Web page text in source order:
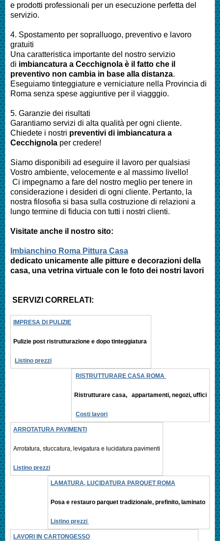
e prodotti professionali per un esecuzione perfetta del
servizio.
4. Spostamento per sopralluogo, preventivo e lavoro
gratuiti
Una caratteristica importante del nostro servizio
di imbiancatura a Cecchignola è il fatto che il
preventivo non cambia in base alla distanza.
Eseguiamo tinteggiature e verniciature nella Provincia di
Roma senza spese aggiuntive per il viagggio.
5. Garanzie dei risultati
Garantiamo servizi di alta qualità per ogni cliente.
Chiedete i nostri preventivi di imbiancatura a
Cecchignola per credere!
Siamo disponibili ad eseguire il lavoro per qualsiasi
Vostro ambiente, velocemente e al massimo livello!
Ci impegnamo a fare del nostro meglio per tenere in
considerazione i desideri di ogni cliente. Pertanto, la
nostra filosofia si basa sulla costruzione di relazioni a
lungo termine di fiducia con tutti i nostri clienti.
Visitate anche il nostro sito:
Imbianchino Roma Pittura Casa
dedicato unicamente alle pitture e decorazioni della
casa, una vetrina virtuale con le foto dei nostri lavori
SERVIZI CORRELATI:
IMPRESA DI PULIZIE
Pulizie post ristrutturazione e dopo tinteggiatura
Listino prezzi
RISTRUTTURARE CASA ROMA
Ristrutturare casa, appartamenti, negozi, uffici
Costi lavori
ARROTATURA PAVIMENTI
Arrotatura, stuccatura, levigatura e lucidatura pavimenti
Listino prezzi
LAMATURA, LUCIDATURA PARQUET ROMA
Posa e restauro parquet tradizionale, prefinito, laminato
Listino prezzi
LAVORI IN CARTONGESSO